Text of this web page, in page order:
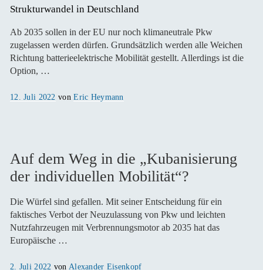
Strukturwandel in Deutschland
Ab 2035 sollen in der EU nur noch klimaneutrale Pkw
zugelassen werden dürfen. Grundsätzlich werden alle Weichen
Richtung batterieelektrische Mobilität gestellt. Allerdings ist die
Option, …
Veröffentlicht
12. Juli 2022 vonEric Heymann
Auf dem Weg in die „Kubanisierung
der individuellen Mobilität“?
Die Würfel sind gefallen. Mit seiner Entscheidung für ein
faktisches Verbot der Neuzulassung von Pkw und leichten
Nutzfahrzeugen mit Verbrennungsmotor ab 2035 hat das
Europäische …
Veröffentlicht
2. Juli 2022 von Alexander Eisenkopf